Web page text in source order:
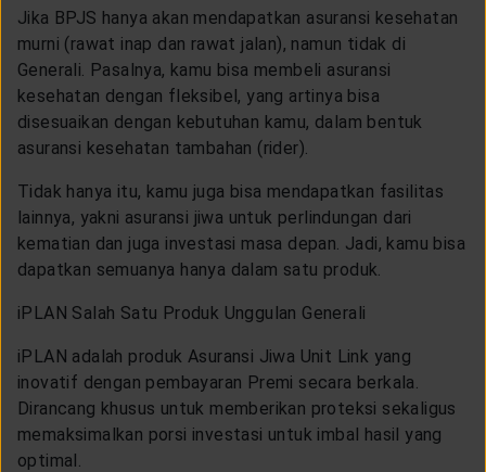
Jika BPJS hanya akan mendapatkan asuransi kesehatan
murni (rawat inap dan rawat jalan), namun tidak di
Generali. Pasalnya, kamu bisa membeli asuransi
kesehatan dengan fleksibel, yang artinya bisa
disesuaikan dengan kebutuhan kamu, dalam bentuk
asuransi kesehatan tambahan (rider).
Tidak hanya itu, kamu juga bisa mendapatkan fasilitas
lainnya, yakni asuransi jiwa untuk perlindungan dari
kematian dan juga investasi masa depan. Jadi, kamu bisa
dapatkan semuanya hanya dalam satu produk.
iPLAN Salah Satu Produk Unggulan Generali
iPLAN adalah produk Asuransi Jiwa Unit Link yang
inovatif dengan pembayaran Premi secara berkala.
Dirancang khusus untuk memberikan proteksi sekaligus
memaksimalkan porsi investasi untuk imbal hasil yang
optimal.